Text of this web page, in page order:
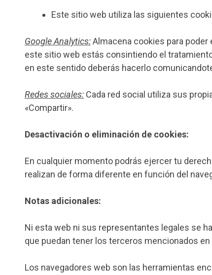
Este sitio web utiliza las siguientes
Google Analytics:Almacena cookies para
este sitio web estás consintiendo el
en este sentido deberás hacerlo
Redes sociales: Cada red social utiliza sus
«Compartir».
Desactivación o eliminación de cookies:
En cualquier momento podrás ejercer tu
realizan de forma diferente en función del
Notas adicionales:
Ni esta web ni sus representantes legales se
que puedan tener los terceros mencionados
Los navegadores web son las herramientas